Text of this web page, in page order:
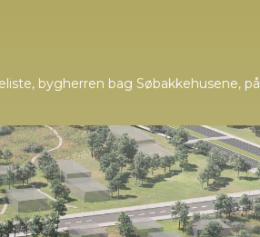
bygherren bag Søbakkehusene, på